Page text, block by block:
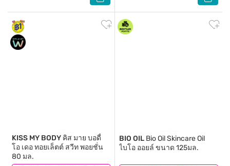
KISS MY BODY คิส มาย บอดี้
โอ เดอ ทอยเล็ตต์ สวีท พอยชั่น
80 มล.
BIO OIL Bio Oil Skincare Oil
ไบโอ ออยล์ ขนาด 125มล.